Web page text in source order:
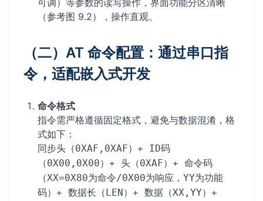
可调）等参数的读写操作，界面功能分区清晰
（参考图 9.2），操作直观。
（二）AT 命令配置：通过串口指
令，适配嵌入式开发
命令格式
指令需严格遵循固定格式，避免与数据混淆，格
式如下：
同步头（0XAF,0XAF）+ ID码
（0X00,0X00）+ 头（0XAF）+ 命令码
（XX=0X80为命令/0X00为响应，YY为功能
码）+ 数据长（LEN）+ 数据（XX,YY）+